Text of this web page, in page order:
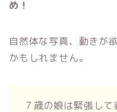
め！
自然体な写真、動きが
かもしれません。
７歳の娘は緊張し